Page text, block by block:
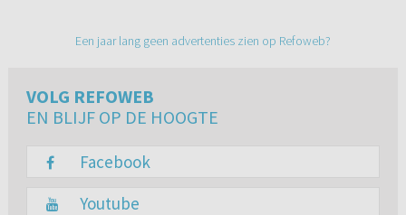
Een jaar lang geen advertenties zien op Refoweb?
VOLG REFOWEB
EN BLIJF OP DE HOOGTE
Facebook
Youtube